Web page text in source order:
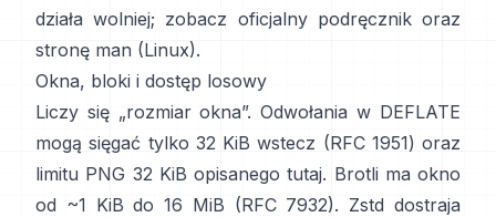
działa wolniej; zobacz oficjalny podręcznik oraz
stronę man (Linux).
Okna, bloki i dostęp losowy
Liczy się „rozmiar okna”. Odwołania w DEFLATE
mogą sięgać tylko 32 KiB wstecz (RFC 1951) oraz
limitu PNG 32 KiB opisanego tutaj. Brotli ma okno
od ~1 KiB do 16 MiB (RFC 7932). Zstd dostraja